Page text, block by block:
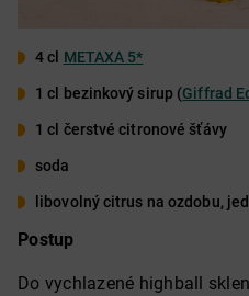
4 cl METAXA 5*
1 cl bezinkový sirup (Giffrad
1 cl čerstvé citronové šťávy
soda
libovolný citrus na ozdobu,
Postup
Do vychlazené highball